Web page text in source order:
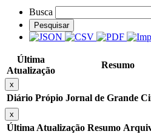
Busca
Pesquisar
Última
Atualização
Resumo
x
Diário Própio Jornal de Grande
x
Última Atualização Resumo